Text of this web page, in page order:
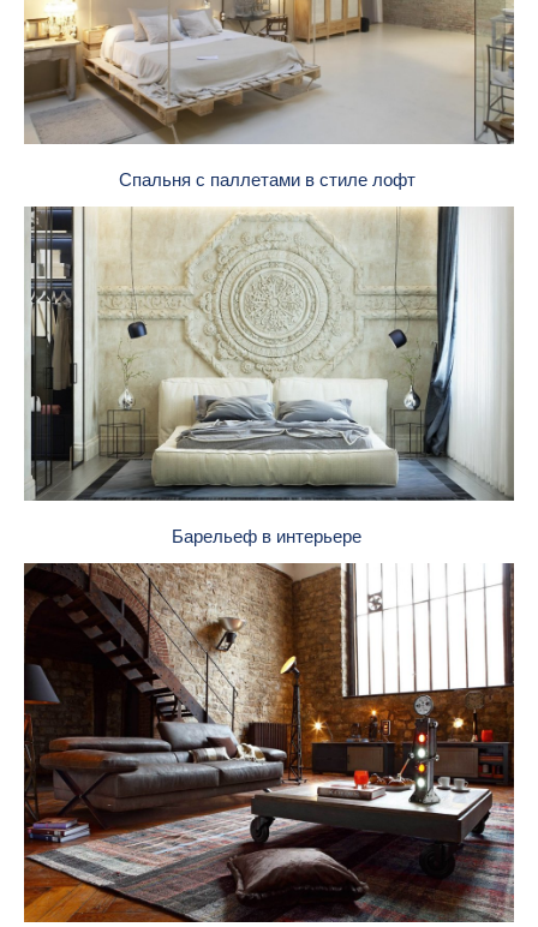
Спальня с паллетами в стиле лофт
Барельеф в интерьере